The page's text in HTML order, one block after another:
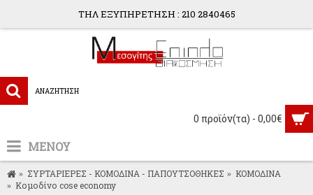
ΤΗΛ ΕΞΥΠΗΡΕΤΗΣΗ : 210 2840465
0 προϊόν(τα) - 0,00€
ΜΕΝΟΥ
ΣΥΡΤΑΡΙΕΡΕΣ - ΚΟΜΟΔΙΝΑ - ΠΑΠΟΥΤΣΟΘΗΚΕΣ
ΚΟΜΟΔΙΝΑ
Κομοδίνο cose economy